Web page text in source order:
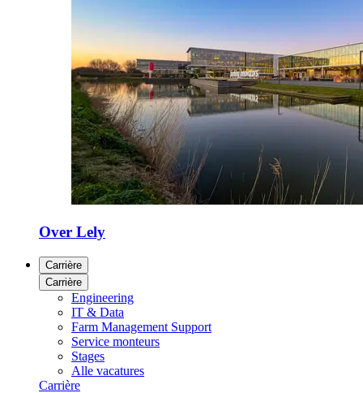
Over Lely
Carrière
Carrière
Engineering
IT & Data
Farm Management Support
Service monteurs
Stages
Alle vacatures
Carrière